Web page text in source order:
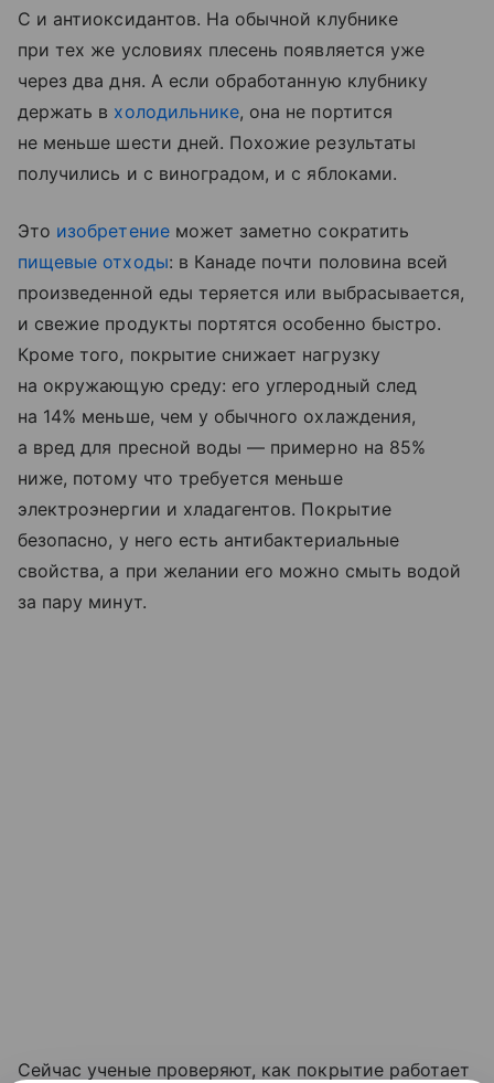
С и антиоксидантов. На обычной клубнике
при тех же условиях плесень появляется уже
через два дня. А если обработанную клубнику
держать в холодильнике, она не портится
не меньше шести дней. Похожие результаты
получились и с виноградом, и с яблоками.
Это изобретениеможет заметно сократить
пищевые отходы: в Канаде почти половина всей
произведенной еды теряется или выбрасывается,
и свежие продукты портятся особенно быстро.
Кроме того, покрытие снижает нагрузку
на окружающую среду: его углеродный след
на 14% меньше, чем у обычного охлаждения,
а вред для пресной воды — примерно на 85%
ниже, потому что требуется меньше
электроэнергии и хладагентов. Покрытие
безопасно, у него есть антибактериальные
свойства, а при желании его можно смыть водой
за пару минут.
Сейчас ученые проверяют, как покрытие работает